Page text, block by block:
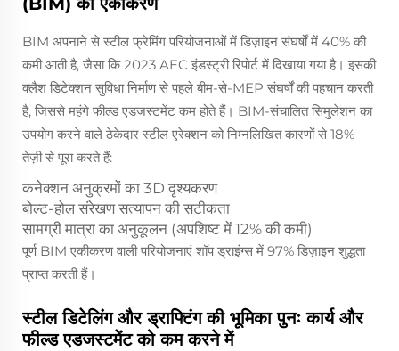
BIM अपनाने से स्टील फ्रेमिंग परियोजनाओं में डिज़ाइन संघर्षों में 40% की
कमी आती है, जैसा कि 2023 AEC इंडस्ट्री रिपोर्ट में दिखाया गया है। इसकी
क्लैश डिटेक्शन सुविधा निर्माण से पहले बीम-से-MEP संघर्षों की पहचान करती
है, जिससे महंगे फील्ड एडजस्टमेंट कम होते हैं। BIM-संचालित सिमुलेशन का
उपयोग करने वाले ठेकेदार स्टील एरेक्शन को निम्नलिखित कारणों से 18%
तेज़ी से पूरा करते हैं:
कनेक्शन अनुक्रमों का 3D दृश्यकरण
बोल्ट-होल संरेखण सत्यापन की सटीकता
सामग्री मात्रा का अनुकूलन (अपशिष्ट में 12% की कमी)
पूर्ण BIM एकीकरण वाली परियोजनाएं शॉप ड्राइंग्स में 97% डिज़ाइन शुद्धता
प्राप्त करती हैं।
स्टील डिटेलिंग और ड्राफ्टिंग की भूमिका पुनः कार्य और
फील्ड एडजस्टमेंट को कम करने में